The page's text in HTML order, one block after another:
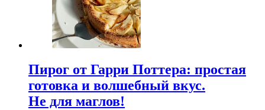
Пирог от Гарри Поттера: простая
готовка и волшебный вкус.
Не для маглов!